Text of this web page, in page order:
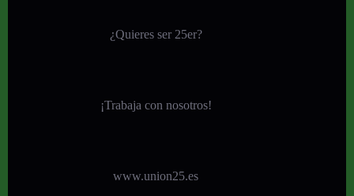
¿Quieres ser 25er?
¡Trabaja con nosotros!
www.union25.es